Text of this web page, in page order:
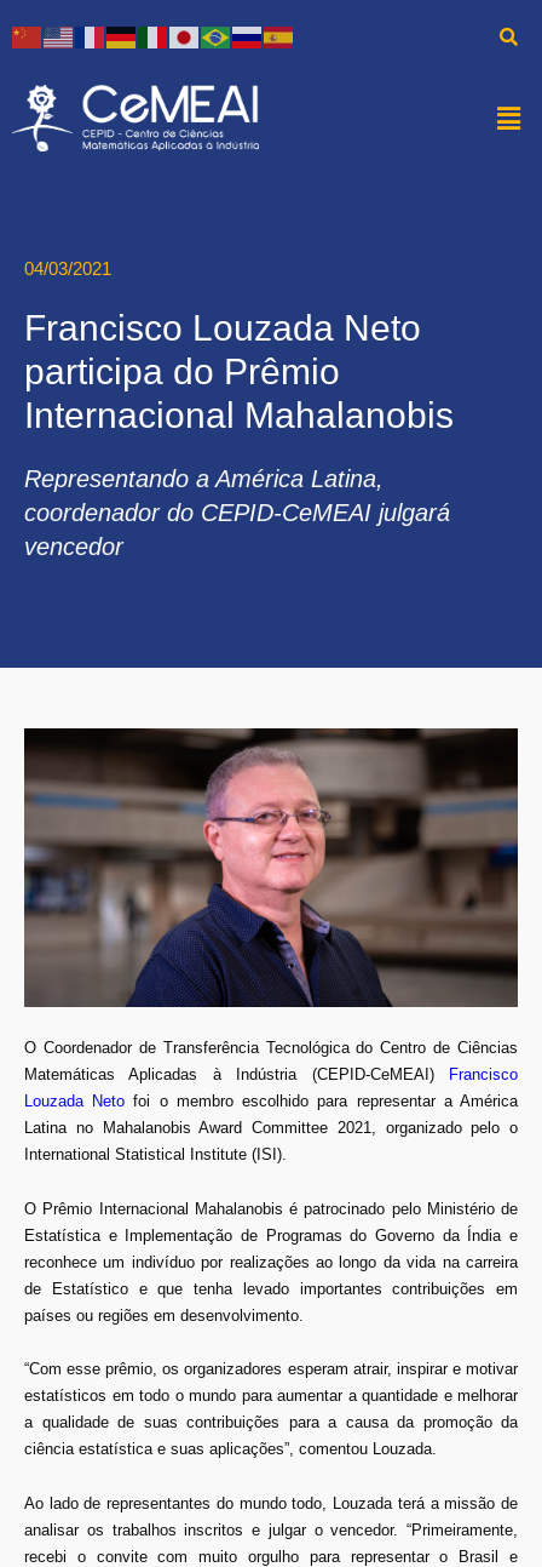
04/03/2021
Francisco Louzada Neto
participa do Prêmio
Internacional Mahalanobis
Representando a América Latina,
coordenador do CEPID-CeMEAI julgará
vencedor
O Coordenador de Transferência Tecnológica do Centro de Ciências
Matemáticas Aplicadas à Indústria (CEPID-CeMEAI)Francisco
Louzada Neto foi o membro escolhido para representar a América
Latina no Mahalanobis Award Committee 2021, organizado pelo o
International Statistical Institute (ISI).
O Prêmio Internacional Mahalanobis é patrocinado pelo Ministério de
Estatística e Implementação de Programas do Governo da Índia e
reconhece um indivíduo por realizações ao longo da vida na carreira
de Estatístico e que tenha levado importantes contribuições em
países ou regiões em desenvolvimento.
“Com esse prêmio, os organizadores esperam atrair, inspirar e motivar
estatísticos em todo o mundo para aumentar a quantidade e melhorar
a qualidade de suas contribuições para a causa da promoção da
ciência estatística e suas aplicações”, comentou Louzada.
Ao lado de representantes do mundo todo, Louzada terá a missão de
analisar os trabalhos inscritos e julgar o vencedor. “Primeiramente,
recebi o convite com muito orgulho para representar o Brasil e